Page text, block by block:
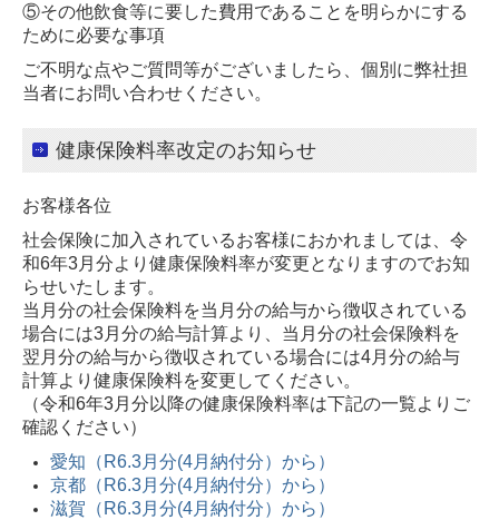
⑤その他飲食等に要した費用であることを明らかにする
ために必要な事項
ご不明な点やご質問等がございましたら、個別に弊社担
当者にお問い合わせください。
健康保険料率改定のお知らせ
お客様各位
社会保険に加入されているお客様におかれましては、令
和6年3月分より健康保険料率が変更となりますのでお知
らせいたします。
当月分の社会保険料を当月分の給与から徴収されている
場合には3月分の給与計算より、当月分の社会保険料を
翌月分の給与から徴収されている場合には4月分の給与
計算より健康保険料を変更してください。
（令和6年3月分以降の健康保険料率は下記の一覧よりご
確認ください）
愛知（R6.3月分(4月納付分）から）
京都（R6.3月分(4月納付分）から）
滋賀（R6.3月分(4月納付分）から）